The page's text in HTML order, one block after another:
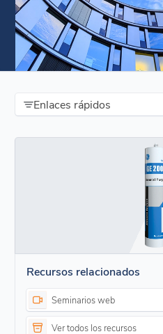
Enlaces rápidos
Recursos relacionados
Seminarios web
Ver todos los recursos